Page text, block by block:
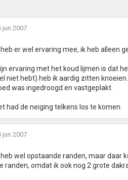
jun 2007
heb er wel ervaring mee, ik heb alleen
ervaring met het koud lijmen is dat
niet hebt) heb ik aardig zitten
was ingedroogd en vastgeplakt.
had de neiging telkens los te komen.
jun 2007
heb wel opstaande randen, maar daar
randen, omdat ik ook nog 2 grote